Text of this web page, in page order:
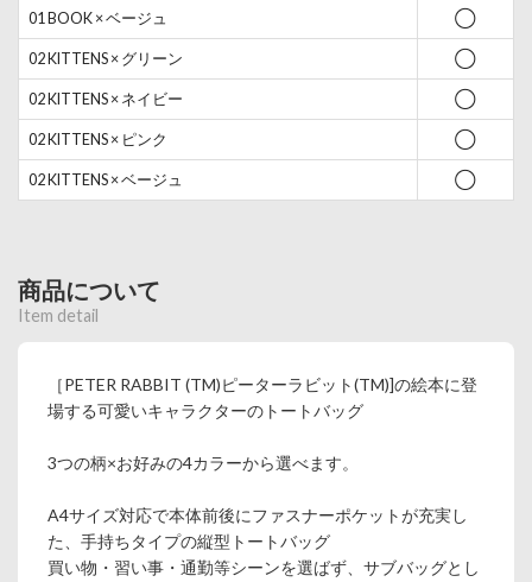
01 BOOK × ベージュ ◯
02 KITTENS × グリーン ◯
02 KITTENS × ネイビー ◯
02 KITTENS × ピンク ◯
02 KITTENS × ベージュ ◯
商品について
Item detail
［PETER RABBIT (TM)ピーターラビット(TM)]の絵本に登
場する可愛いキャラクターのトートバッグ
3つの柄×お好みの4カラーから選べます。
A4サイズ対応で本体前後にファスナーポケットが充実し
た、手持ちタイプの縦型トートバッグ
買い物・習い事・通勤等シーンを選ばず、サブバッグとし